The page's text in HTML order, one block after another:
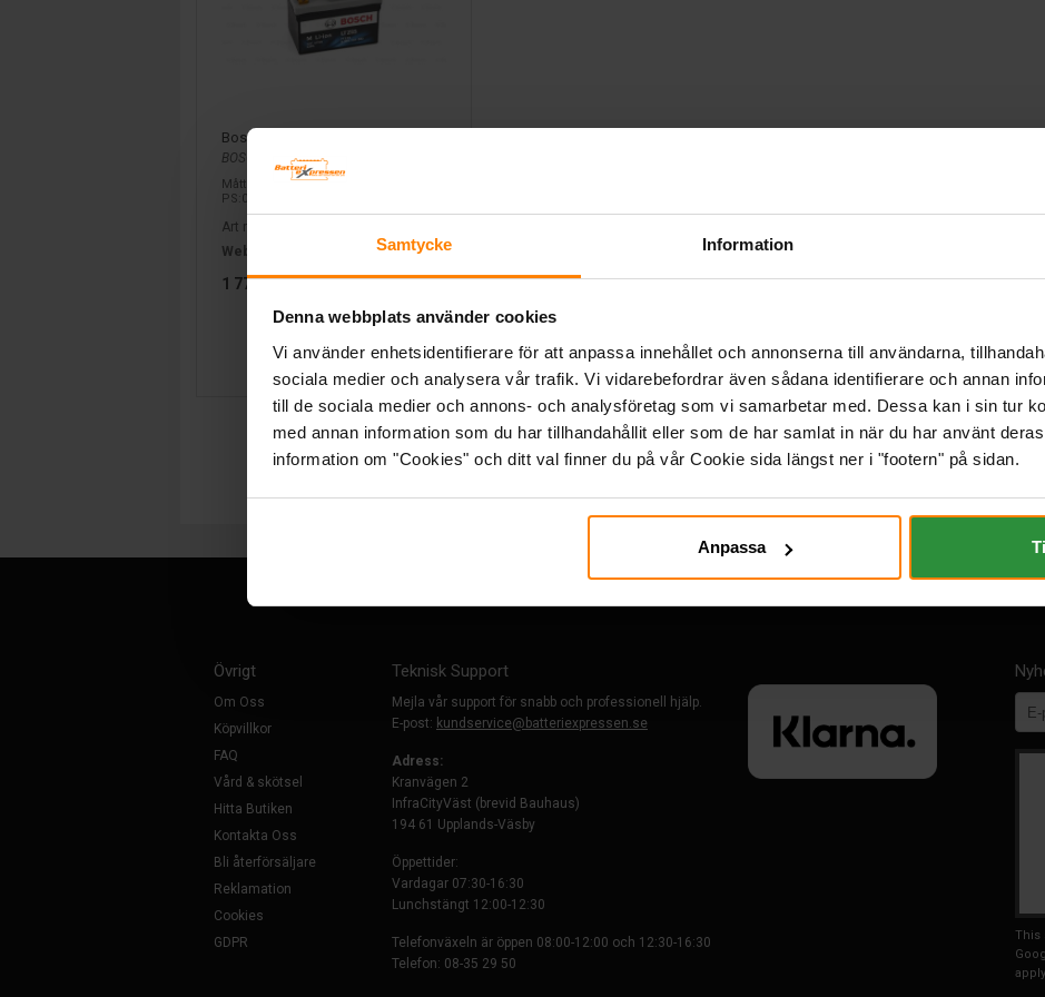
Samtycke Information
Denna webbplats använder cookies
Vi använder enhetsidentifierare för att anpassa innehållet och annonserna till användarna,
sociala medier och analysera vår trafik. Vi vidarebefordrar även sådana identifierare och annan
till de sociala medier och annons- och analysföretag som vi samarbetar med. Dessa kan i sin tur
med annan information som du har tillhandahållit eller som de har samlat in när du har använt
information om "Cookies" och ditt val finner du på vår Cookie sida längst ner i "footern" på sidan.
Anpassa
Bosch Litium Mc LTZ5S LTZ5S
BOSCH
Mått (mm) L=113 B=69 H=85 | EN:120 |
PS:0 | Kg:0,5
Art nr. LTZ5S
Webblager
Stockholm
1 771 kr
Köp
Övrigt
Om Oss
Köpvillkor
FAQ
Vård & skötsel
Hitta Butiken
Kontakta Oss
Bli återförsäljare
Reklamation
Cookies
GDPR
Teknisk Support
Mejla vår support för snabb och professionell hjälp.
E-post: kundservice@batteriexpressen.se
Adress:
Kranvägen 2
InfraCityVäst (brevid Bauhaus)
194 61 Upplands-Väsby
Öppettider:
Vardagar 07:30-16:30
Lunchstängt 12:00-12:30
Telefonväxeln är öppen 08:00-12:00 och 12:30-16:30
Telefon: 08-35 29 50
This